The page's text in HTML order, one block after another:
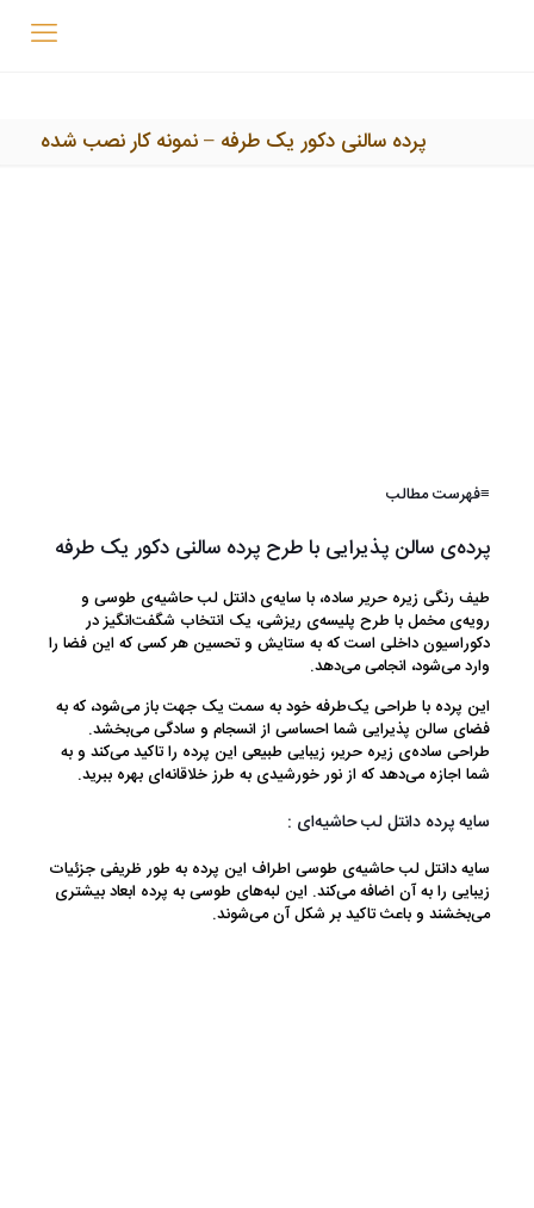
پرده سالنی دکور یک طرفه – نمونه کار نصب شده
≡فهرست مطالب
پرده‌ی سالن پذیرایی با طرح پرده سالنی دکور یک طرفه
طیف رنگی زیره حریر ساده، با سایه‌ی دانتل لب حاشیه‌ی طوسی و
رویه‌ی مخمل با طرح پلیسه‌ی ریزشی، یک انتخاب شگفت‌انگیز در
دکوراسیون داخلی است که به ستایش و تحسین هر کسی که این فضا را
وارد می‌شود، انجامی می‌دهد.
این پرده با طراحی یک‌طرفه خود به سمت یک جهت باز می‌شود، که به
فضای سالن پذیرایی شما احساسی از انسجام و سادگی می‌بخشد.
طراحی ساده‌ی زیره حریر، زیبایی طبیعی این پرده را تاکید می‌کند و به
شما اجازه می‌دهد که از نور خورشیدی به طرز خلاقانه‌ای بهره ببرید.
سایه پرده دانتل لب حاشیه‌ای :
سایه دانتل لب حاشیه‌ی طوسی اطراف این پرده به طور ظریفی جزئیات
زیبایی را به آن اضافه می‌کند. این لبه‌های طوسی به پرده ابعاد بیشتری
می‌بخشند و باعث تاکید بر شکل آن می‌شوند.